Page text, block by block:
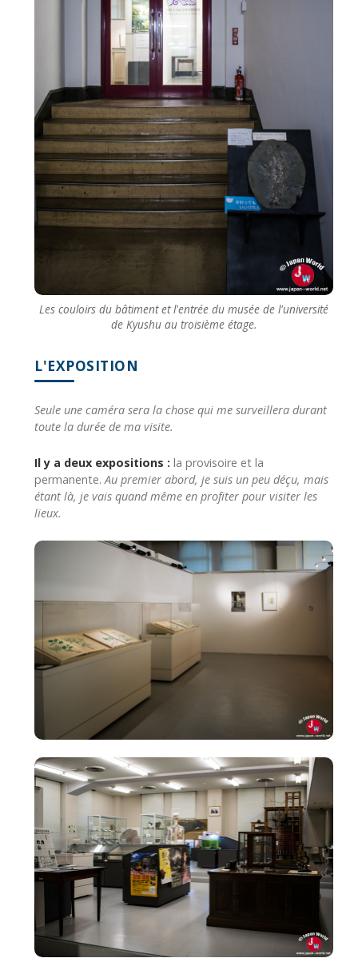
Les couloirs du bâtiment et l'entrée du musée de l'université
de Kyushu au troisième étage.
L'EXPOSITION
Seule une caméra sera la chose qui me surveillera durant
toute la durée de ma visite.
Il y a deux expositions : la provisoire et la
permanente.Au premier abord, je suis un peu déçu, mais
étant là, je vais quand même en profiter pour visiter les
lieux.